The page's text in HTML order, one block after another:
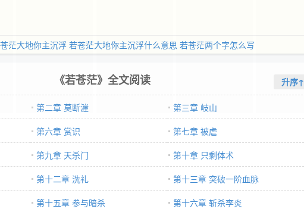
茫大地你主沉浮 若苍茫大地你主沉浮什么意思 若苍茫两个字怎么写
《若苍茫》全文阅读 升序↑
第二章 莫断漄
第三章 岐山
第六章 赏识
第七章 被虐
第九章 天杀门
第十章 只剩体术
第十二章 洗礼
第十三章 突破一阶血脉
第十五章 参与暗杀
第十六章 斩杀李炎